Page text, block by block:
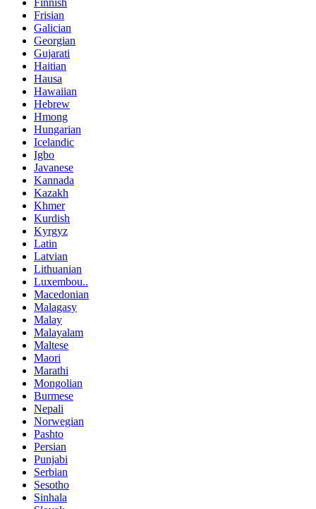
Finnish
Frisian
Galician
Georgian
Gujarati
Haitian
Hausa
Hawaiian
Hebrew
Hmong
Hungarian
Icelandic
Igbo
Javanese
Kannada
Kazakh
Khmer
Kurdish
Kyrgyz
Latin
Latvian
Lithuanian
Luxembou..
Macedonian
Malagasy
Malay
Malayalam
Maltese
Maori
Marathi
Mongolian
Burmese
Nepali
Norwegian
Pashto
Persian
Punjabi
Serbian
Sesotho
Sinhala